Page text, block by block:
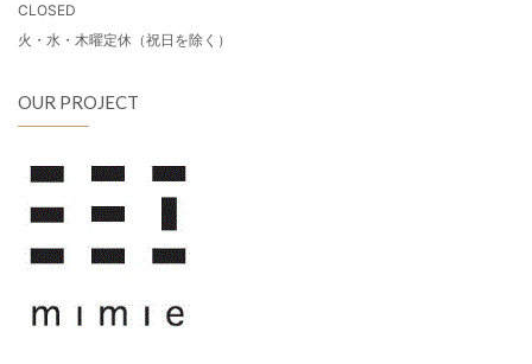
CLOSED
火・水・木曜定休（祝日を除く）
OUR PROJECT